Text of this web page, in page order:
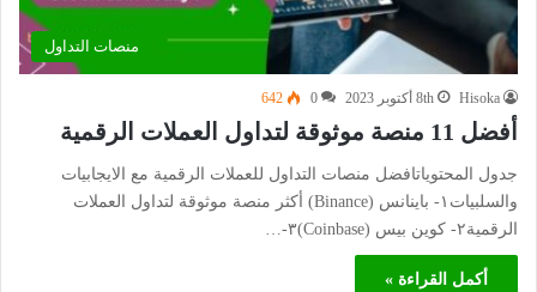
منصات التداول
Hisoka 8th أكتوبر 2023 0
642
أفضل 11 منصة موثوقة لتداول العملات الرقمية
جدول المحتوياتافضل منصات التداول للعملات الرقمية مع الايجابيات
والسلبيات١- باينانس (Binance) أكثر منصة موثوقة لتداول العملات
الرقمية٢- كوين بيس (Coinbase)٣-…
أكمل القراءة »